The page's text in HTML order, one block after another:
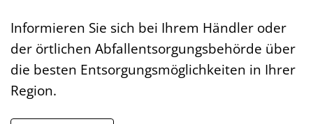
Informieren Sie sich bei Ihrem Händler oder
der örtlichen Abfallentsorgungsbehörde über
die besten Entsorgungsmöglichkeiten in Ihrer
Region.